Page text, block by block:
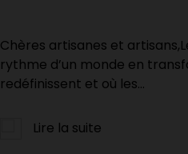
Retour sur la saison de
Lire la suite